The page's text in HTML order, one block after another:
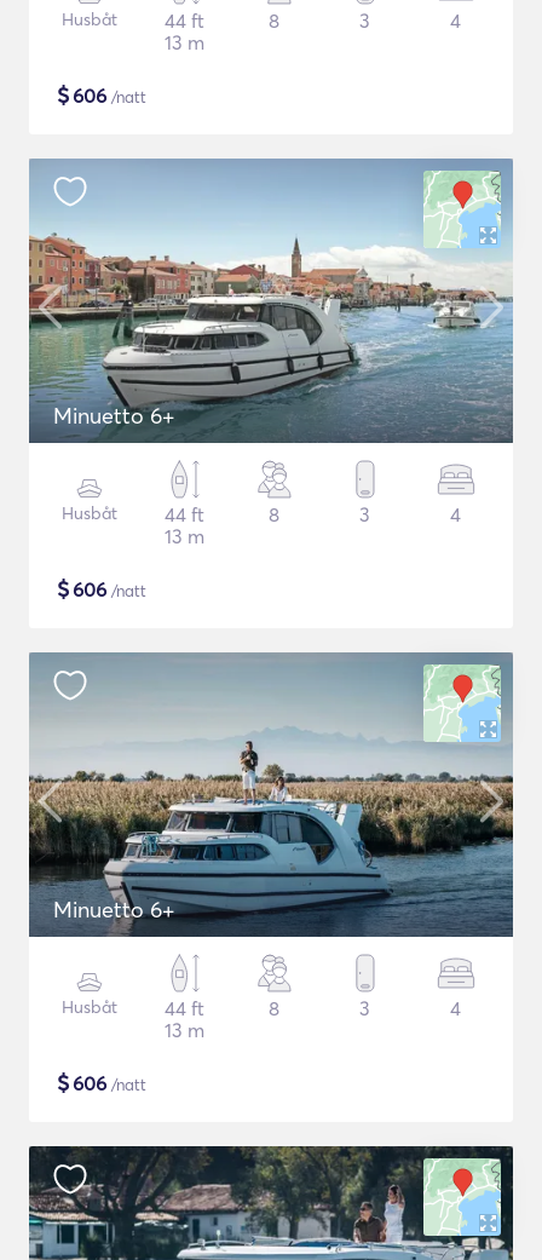
Husbåt
44 ft
13 m
8 3 4
$606 /natt
Minuetto 6+
Husbåt
44 ft
13 m
8 3 4
$606 /natt
Minuetto 6+
Husbåt
44 ft
13 m
8 3 4
$606 /natt